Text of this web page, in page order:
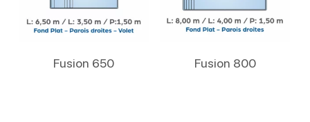
Fusion 650 Fusion 800